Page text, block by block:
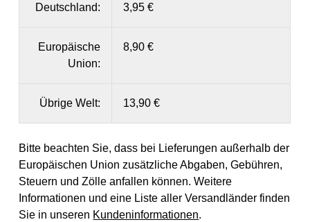
Deutschland: 3,95 €
Europäische
Union:
8,90 €
Übrige Welt: 13,90 €
Bitte beachten Sie, dass bei Lieferungen außerhalb der
Europäischen Union zusätzliche Abgaben, Gebühren,
Steuern und Zölle anfallen können. Weitere
Informationen und eine Liste aller Versandländer finden
Sie in unseren Kundeninformationen.